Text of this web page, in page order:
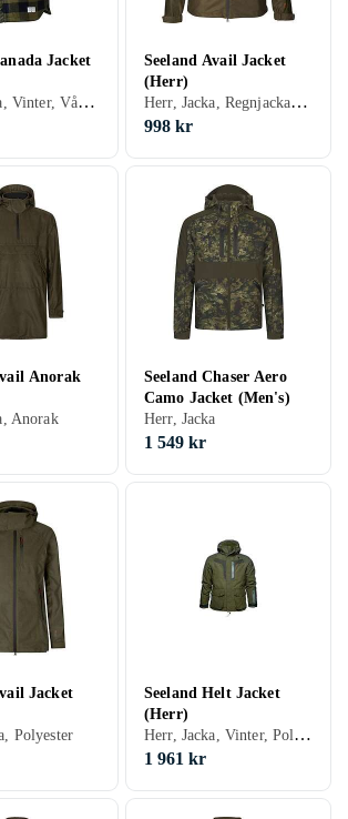
Jacket
Herr, Jacka, Vinter, Vår/höst, Bomull, Polyester, Fleece
Seeland Avail Jacket
(Herr)
Herr, Jacka, Regnjacka, Anorak, Vinter, Polyester
998 kr
Anorak
Anorak
Seeland Chaser Aero
Camo Jacket (Men's)
Herr, Jacka
1 549 kr
Jacket
Polyester
Seeland Helt Jacket
(Herr)
Herr, Jacka, Vinter, Polyester
1 961 kr